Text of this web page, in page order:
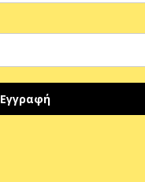
Εγγραφή